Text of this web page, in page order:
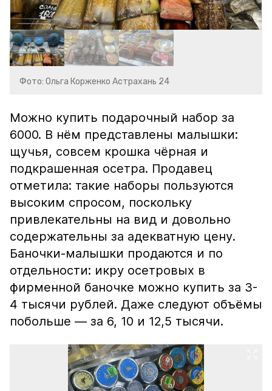
Фото: Ольга Корженко Астрахань 24
Можно купить подарочный набор за
6000. В нём представлены малышки:
щучья, совсем крошка чёрная и
подкрашенная осетра. Продавец
отметила: такие наборы пользуются
высоким спросом, поскольку
привлекательны на вид и довольно
содержательны за адекватную цену.
Баночки-малышки продаются и по
отдельности: икру осетровых в
фирменной баночке можно купить за 3-
4 тысячи рублей. Даже следуют объёмы
побольше — за 6, 10 и 12,5 тысячи.